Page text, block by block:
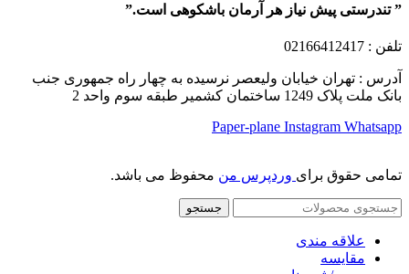
” تندرستی پیش نیاز هر آرمان باشکوهی است.”
تلفن : 02166412417
آدرس : تهران خیابان ولیعصر نرسیده به چهار راه جمهوری جنب
بانک ملت پلاک 1249 ساختمان کشمیر طبقه سوم واحد 2
Paper-plane Instagram Whatsapp
تمامی حقوق برای وردپرس من محفوظ می باشد.
جستجو
علاقه مندی
مقایسه